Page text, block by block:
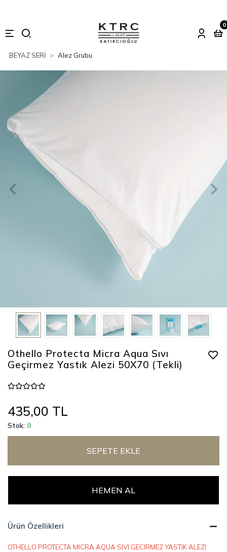
0
BEYAZ SERİ Alez Grubu
Othello Protecta Micra Aqua Sıvı
Geçirmez Yastık Alezi 50X70 (Tekli)
435,00 TL
Stok: 8
SEPETE EKLE
HEMEN AL
Ürün Özellikleri
OTHELLO PROTECTA MICRA AQUA SIVI GECIRMEZ YASTIK ALEZI